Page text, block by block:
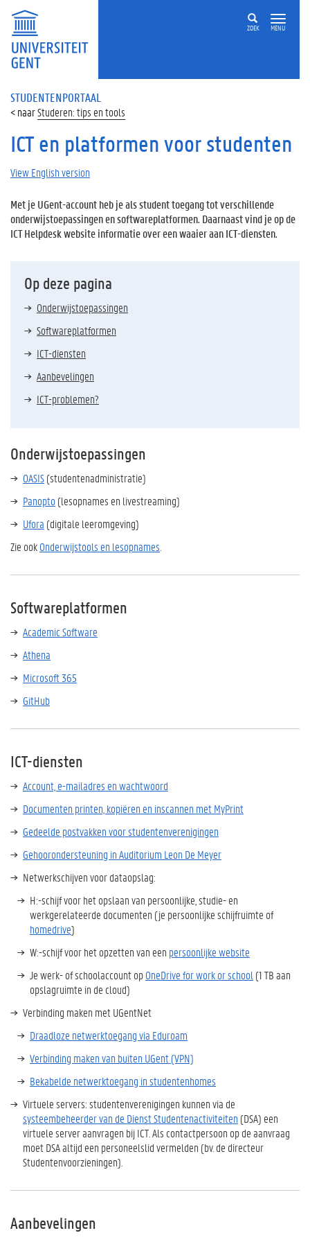
ZOEK MENU
STUDENTENPORTAAL
Studeren: tips en tools
ICT en platformen voor studenten
View English version
Met je UGent-account heb je als student toegang tot verschillende
onderwijstoepassingen en softwareplatformen. Daarnaast vind je op de
ICT Helpdesk website informatie over een waaier aan ICT-diensten.
Op deze pagina
Onderwijstoepassingen
Softwareplatformen
ICT-diensten
Aanbevelingen
ICT-problemen?
Onderwijstoepassingen
OASIS(studentenadministratie)
Panopto(lesopnames en livestreaming)
Ufora (digitale leeromgeving)
Zie ookOnderwijstools en lesopnames
Softwareplatformen
Academic Software
Athena
Microsoft 365
GitHub
ICT-diensten
Account, e-mailadres en wachtwoord
Documenten printen, kopiëren en inscannen met MyPrint
Gedeelde postvakken voor studentenverenigingen
Gehoorondersteuning in Auditorium Leon De Meyer
Netwerkschijven voor dataopslag:
H:-schijf voor het opslaan van persoonlijke, studie- en
werkgerelateerde documenten (je persoonlijke schijfruimte of
homedrive)
W:-schijf voor het opzetten van een persoonlijke website
Je werk- of schoolaccount opOneDrive for work or school (1 TB aan
opslagruimte in de cloud)
Verbinding maken met UGentNet
Draadloze netwerktoegang via Eduroam
Verbinding maken van buiten UGent (VPN)
Bekabelde netwerktoegang in studentenhomes
Virtuele servers: studentenverenigingen kunnen via de
systeembeheerder van de Dienst Studentenactiviteiten (DSA) een
virtuele server aanvragen bij ICT. Als contactpersoon op de aanvraag
moet DSA altijd een personeelslid vermelden (bv. de directeur
Studentenvoorzieningen).
Aanbevelingen